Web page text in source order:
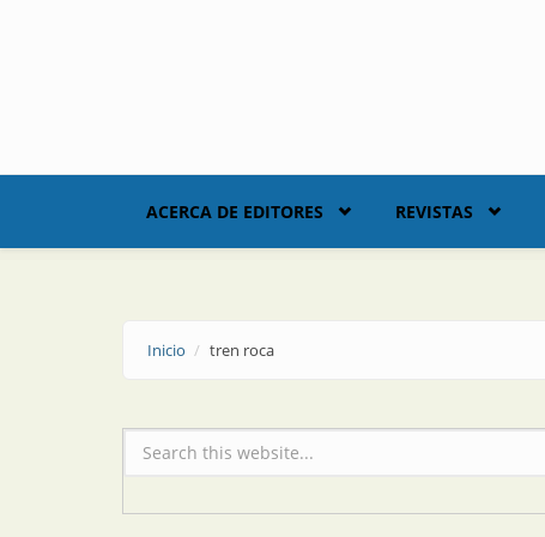
ACERCA DE EDITORES REVISTAS
Inicio tren roca
Formulario de búsqueda